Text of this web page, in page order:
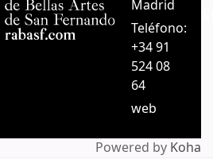
Madrid
Teléfono:
+34 91
524 08
64
web
Powered by Koha